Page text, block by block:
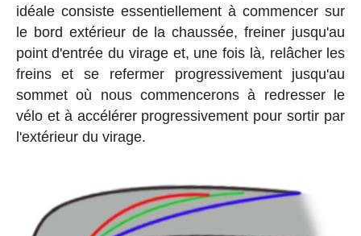
idéale consiste essentiellement à commencer sur
le bord extérieur de la chaussée, freiner jusqu'au
point d'entrée du virage et, une fois là, relâcher les
freins et se refermer progressivement jusqu'au
sommet où nous commencerons à redresser le
vélo et à accélérer progressivement pour sortir par
l'extérieur du virage.